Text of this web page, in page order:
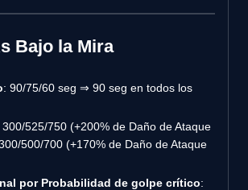
Bajo la Mira
: 90/75/60 seg ⇒ 90 seg en todos los
300/525/750 (+200% de Daño de Ataque
500/700 (+170% de Daño de Ataque
por Probabilidad de golpe crítico: